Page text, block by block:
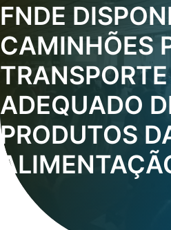
FNDE
CAMINHÕES
TRANSPORTE
ADEQUADO
PRODUTOS